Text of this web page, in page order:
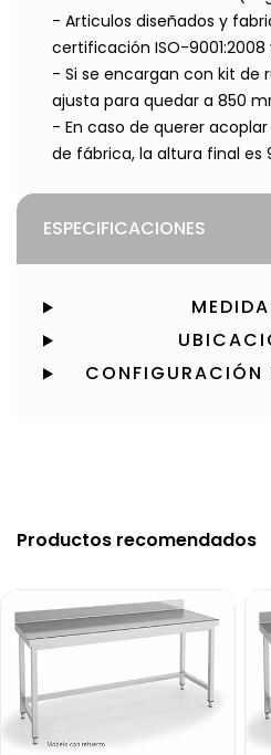
- Articulos diseñados y
certificación ISO-9001:2008
- Si se encargan con kit de
ajusta para quedar a 850
- En caso de querer
de fábrica, la altura final es
ESPECIFICACIONES
CONFIGURACIÓN
Productos recomendados